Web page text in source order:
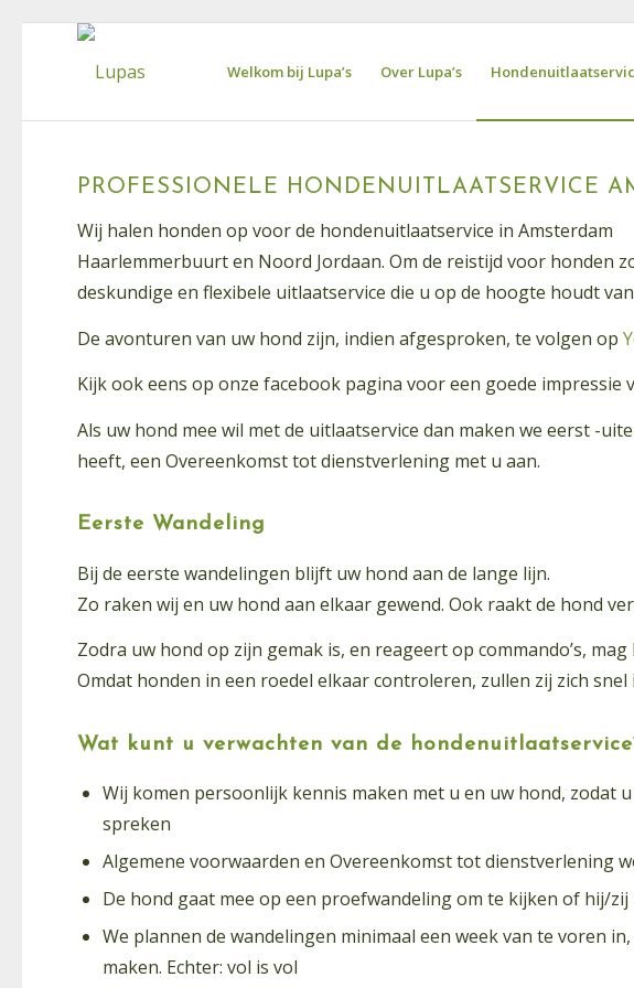
Welkom bij Lupa’s Over Lupa’s
PROFESSIONELE HONDENUITLAATSERVICE
Wij halen honden op voor de hondenuitlaatservice in Amsterdam
Haarlemmerbuurt en Noord Jordaan. Om de reistijd voor honden
deskundige en flexibele uitlaatservice die u op de hoogte houdt
De avonturen van uw hond zijn, indien afgesproken, te volgen op
Kijk ook eens op onze facebook pagina voor een goede impressie
Als uw hond mee wil met de uitlaatservice dan maken we eerst -
heeft, een Overeenkomst tot dienstverlening met u aan.
Eerste Wandeling
Bij de eerste wandelingen blijft uw hond aan de lange lijn.
Zo raken wij en uw hond aan elkaar gewend. Ook raakt de hond
Zodra uw hond op zijn gemak is, en reageert op commando’s,
Omdat honden in een roedel elkaar controleren, zullen zij zich
Wat kunt u verwachten van de
Wij komen persoonlijk kennis maken met u en uw hond, zodat
spreken
Algemene voorwaarden en Overeenkomst tot dienstverlening
De hond gaat mee op een proefwandeling om te kijken of hij/
We plannen de wandelingen minimaal een week van te voren
maken. Echter: vol is vol